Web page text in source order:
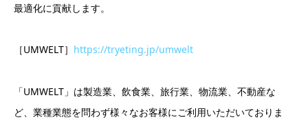
最適化に貢献します。
［UMWELT］ https://tryeting.jp/umwelt
「UMWELT」は製造業、飲食業、旅行業、物流業、不動産な
ど、業種業態を問わず様々なお客様にご利用いただいておりま